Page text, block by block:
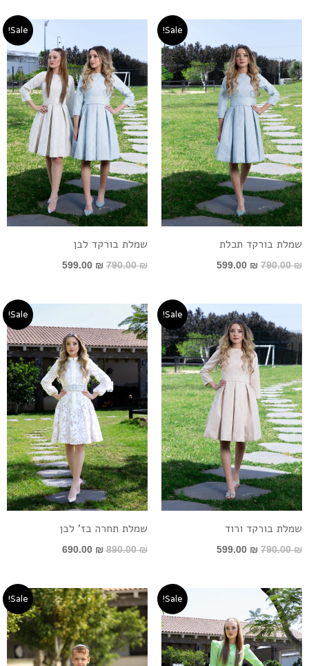
Sale!
שמלת בורקד תכלת
790.00₪
היה:
790.00 ₪.
599.00 ₪
הוא:
599.00 ₪.
Sale!
שמלת בורקד לבן
790.00₪
היה:
790.00 ₪.
599.00 ₪
המחיר
הנוכחי
הוא:
599.00 ₪.
Sale!
שמלת בורקד ורוד
790.00₪
המחיר
המקורי
היה:
790.00 ₪.
599.00 ₪
המחיר
הנוכחי
הוא:
599.00 ₪.
Sale!
שמלת תחרה בז’ לבן
890.00₪
היה:
890.00 ₪.
690.00 ₪
הוא:
690.00 ₪.
Sale!
המקורי
היה:
890.00 ₪.
הוא:
699.00 ₪.
Sale!
טווח
מחירים:
עד